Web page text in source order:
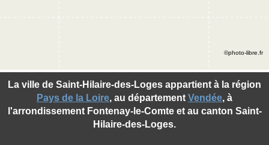
La ville de Saint-Hilaire-des-Loges appartient à la région
Pays de la Loire, au département Vendée, à
l'arrondissement Fontenay-le-Comte et au canton Saint-
Hilaire-des-Loges.
©photo-libre.fr